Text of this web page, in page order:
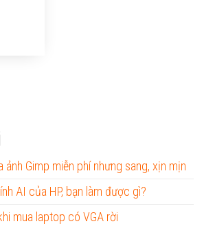
ảnh Gimp miễn phí nhưng sang, xịn mịn
AI của HP, bạn làm được gì?
mua laptop có VGA rời